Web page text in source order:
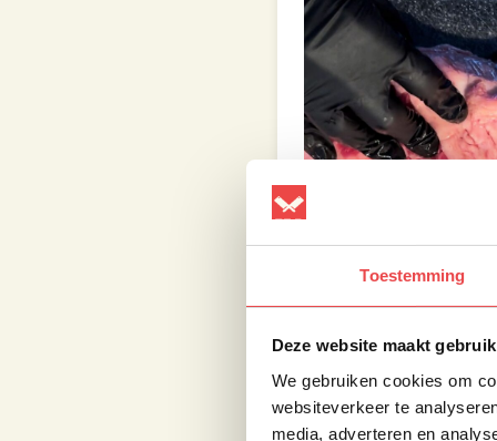
Toestemming
Deze website maakt
We gebruiken cookies om
websiteverkeer te
media, adverteren en